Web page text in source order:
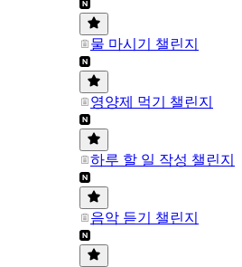
물 마시기 챌린지
영양제 먹기 챌린지
하루 할 일 작성 챌린지
음악 듣기 챌린지